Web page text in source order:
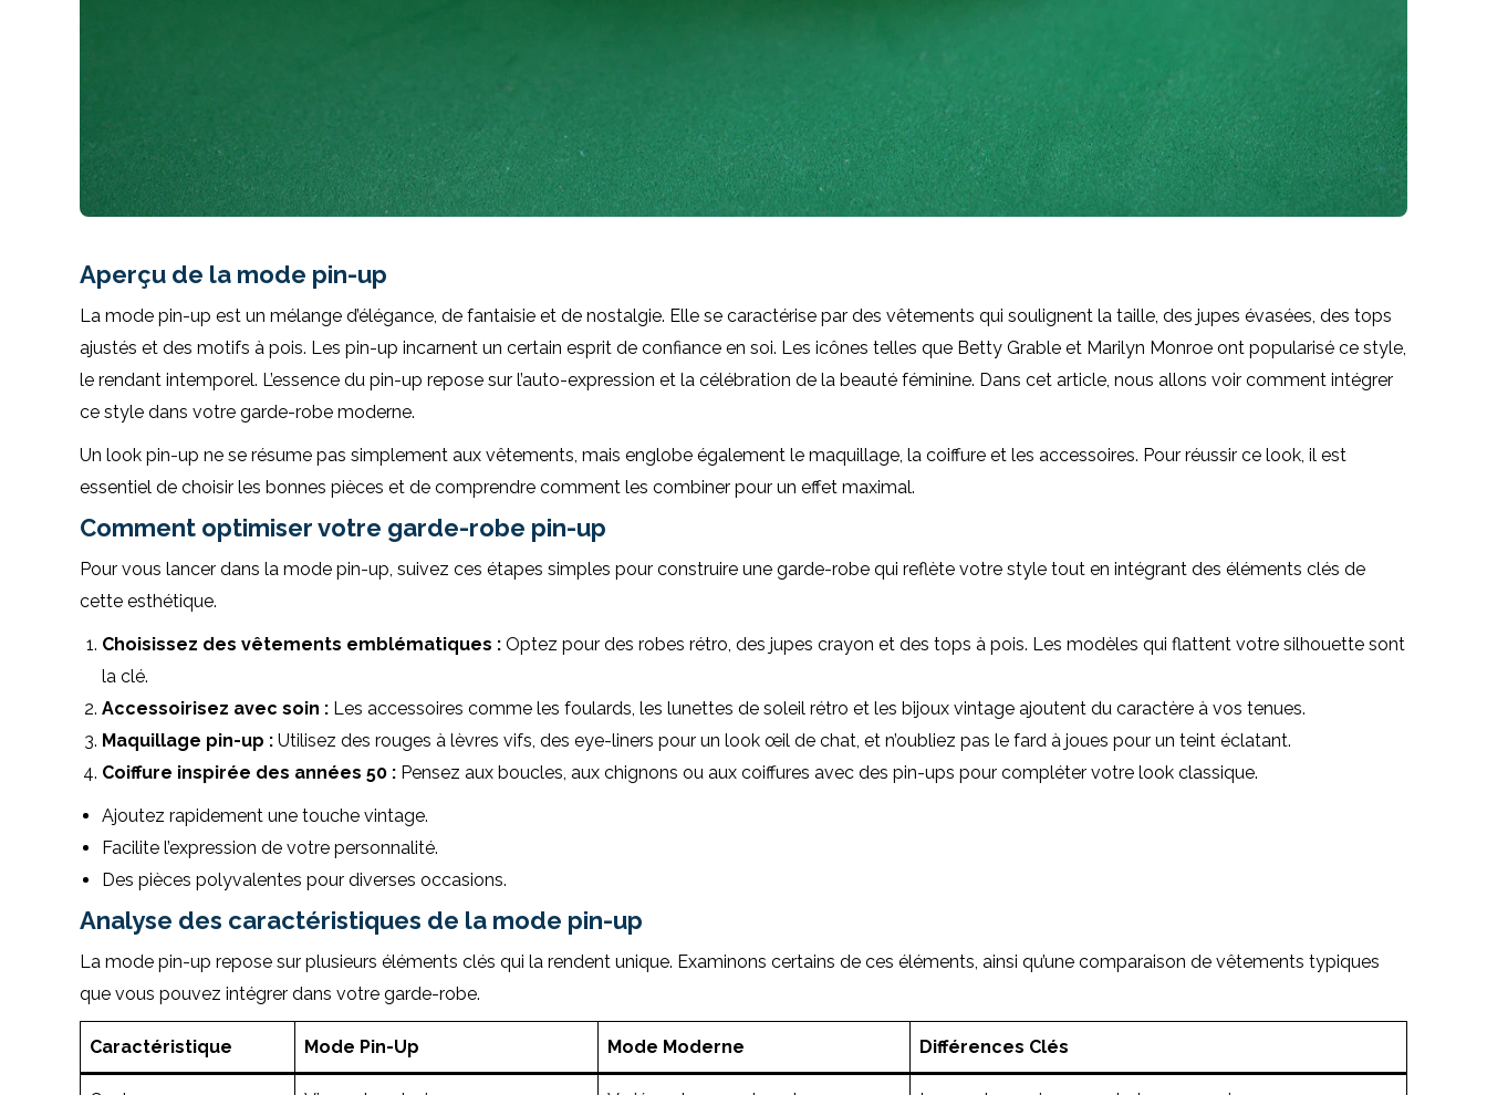
Aperçu de la mode pin-up
La mode pin-up est un mélange d’élégance, de fantaisie et de nostalgie. Elle se caractérise par des vêtements qui soulignent la taille, des jupes évasées, des tops
ajustés et des motifs à pois. Les pin-up incarnent un certain esprit de confiance en soi. Les icônes telles que Betty Grable et Marilyn Monroe ont popularisé ce style,
le rendant intemporel. L’essence du pin-up repose sur l’auto-expression et la célébration de la beauté féminine. Dans cet article, nous allons voir comment intégrer
ce style dans votre garde-robe moderne.
Un look pin-up ne se résume pas simplement aux vêtements, mais englobe également le maquillage, la coiffure et les accessoires. Pour réussir ce look, il est
essentiel de choisir les bonnes pièces et de comprendre comment les combiner pour un effet maximal.
Comment optimiser votre garde-robe pin-up
Pour vous lancer dans la mode pin-up, suivez ces étapes simples pour construire une garde-robe qui reflète votre style tout en intégrant des éléments clés de
cette esthétique.
Choisissez des vêtements emblématiques : Optez pour des robes rétro, des jupes crayon et des tops à pois. Les modèles qui flattent votre silhouette sont
la clé.
Accessoirisez avec soin : Les accessoires comme les foulards, les lunettes de soleil rétro et les bijoux vintage ajoutent du caractère à vos tenues.
Maquillage pin-up : Utilisez des rouges à lèvres vifs, des eye-liners pour un look œil de chat, et n’oubliez pas le fard à joues pour un teint éclatant.
Coiffure inspirée des années 50 : Pensez aux boucles, aux chignons ou aux coiffures avec des pin-ups pour compléter votre look classique.
Ajoutez rapidement une touche vintage.
Facilite l’expression de votre personnalité.
Des pièces polyvalentes pour diverses occasions.
Analyse des caractéristiques de la mode pin-up
La mode pin-up repose sur plusieurs éléments clés qui la rendent unique. Examinons certains de ces éléments, ainsi qu’une comparaison de vêtements typiques
que vous pouvez intégrer dans votre garde-robe.
Caractéristique Mode Pin-Up Mode Moderne Différences Clés